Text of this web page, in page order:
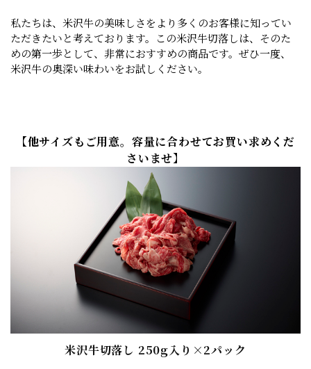
私たちは、米沢牛の美味しさをより多くのお客様に知ってい
ただきたいと考えております。この米沢牛切落しは、そのた
めの第一歩として、非常におすすめの商品です。ぜひ一度、
米沢牛の奥深い味わいをお試しください。
【他サイズもご用意。容量に合わせてお買い求めくだ
さいませ】
米沢牛切落し 250g入り×2パック